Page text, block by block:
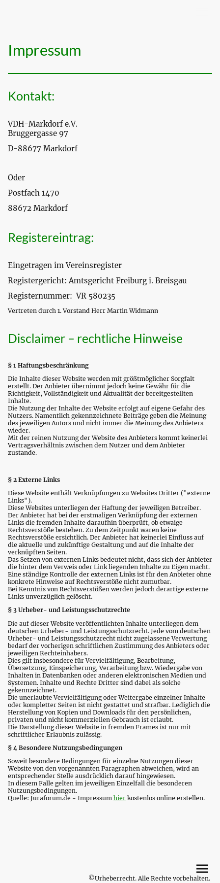
Impressum
Kontakt:
VDH-Markdorf e.V.
Bruggergasse 97
D-88677 Markdorf
Oder
Postfach 1470
88672 Markdorf
Registereintrag:
Eingetragen im Vereinsregister
Registergericht: Amtsgericht Freiburg i. Breisgau
Registernummer: VR 580235
Vertreten durch 1. Vorstand Herr Martin Widmann
Disclaimer – rechtliche Hinweise
§ 1 Haftungsbeschränkung
Die Inhalte dieser Website werden mit größtmöglicher Sorgfalt
erstellt. Der Anbieter übernimmt jedoch keine Gewähr für die
Richtigkeit, Vollständigkeit und Aktualität der bereitgestellten
Inhalte.
Die Nutzung der Inhalte der Website erfolgt auf eigene Gefahr des
Nutzers. Namentlich gekennzeichnete Beiträge geben die Meinung
des jeweiligen Autors und nicht immer die Meinung des Anbieters
wieder.
Mit der reinen Nutzung der Website des Anbieters kommt keinerlei
Vertragsverhältnis zwischen dem Nutzer und dem Anbieter
zustande.
§ 2 Externe Links
Diese Website enthält Verknüpfungen zu Websites Dritter ("externe
Links").
Diese Websites unterliegen der Haftung der jeweiligen Betreiber.
Der Anbieter hat bei der erstmaligen Verknüpfung der externen
Links die fremden Inhalte daraufhin überprüft, ob etwaige
Rechtsverstöße bestehen. Zu dem Zeitpunkt waren keine
Rechtsverstöße ersichtlich. Der Anbieter hat keinerlei Einfluss auf
die aktuelle und zukünftige Gestaltung und auf die Inhalte der
verknüpften Seiten.
Das Setzen von externen Links bedeutet nicht, dass sich der Anbieter
die hinter dem Verweis oder Link liegenden Inhalte zu Eigen macht.
Eine ständige Kontrolle der externen Links ist für den Anbieter ohne
konkrete Hinweise auf Rechtsverstöße nicht zumutbar.
Bei Kenntnis von Rechtsverstößen werden jedoch derartige externe
Links unverzüglich gelöscht.
§ 3 Urheber- und Leistungsschutzrechte
Die auf dieser Website veröffentlichten Inhalte unterliegen dem
deutschen Urheber- und Leistungsschutzrecht. Jede vom deutschen
Urheber- und Leistungsschutzrecht nicht zugelassene Verwertung
bedarf der vorherigen schriftlichen Zustimmung des Anbieters oder
jeweiligen Rechteinhabers.
Dies gilt insbesondere für Vervielfältigung, Bearbeitung,
Übersetzung, Einspeicherung, Verarbeitung bzw. Wiedergabe von
Inhalten in Datenbanken oder anderen elektronischen Medien und
Systemen. Inhalte und Rechte Dritter sind dabei als solche
gekennzeichnet.
Die unerlaubte Vervielfältigung oder Weitergabe einzelner Inhalte
oder kompletter Seiten ist nicht gestattet und strafbar. Lediglich die
Herstellung von Kopien und Downloads für den persönlichen,
privaten und nicht kommerziellen Gebrauch ist erlaubt.
Die Darstellung dieser Website in fremden Frames ist nur mit
schriftlicher Erlaubnis zulässig.
§ 4 Besondere Nutzungsbedingungen
Soweit besondere Bedingungen für einzelne Nutzungen dieser
Website von den vorgenannten Paragraphen abweichen, wird an
entsprechender Stelle ausdrücklich darauf hingewiesen.
In diesem Falle gelten im jeweiligen Einzelfall die besonderen
Nutzungsbedingungen.
Quelle: Juraforum.de - Impressum hier kostenlos online erstellen.
©Urheberrecht. Alle Rechte vorbehalten.